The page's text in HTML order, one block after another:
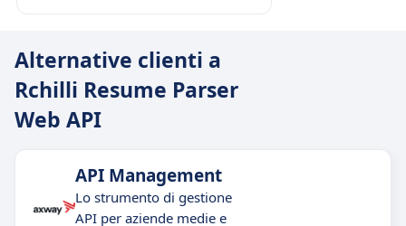
Alternative clienti a
Rchilli Resume Parser
Web API
API Management
Lo strumento di gestione
API per aziende medie e